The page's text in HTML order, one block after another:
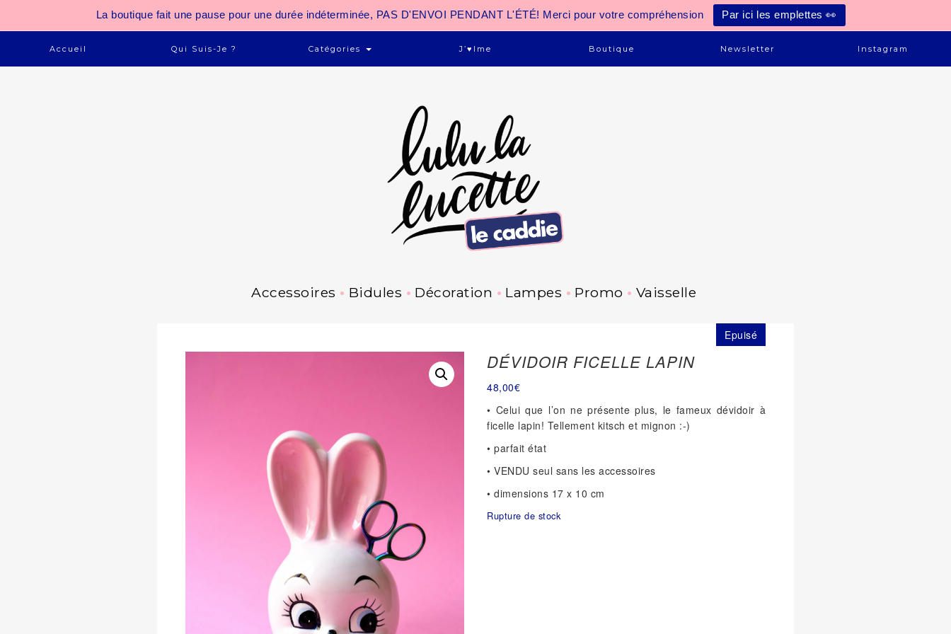
La boutique fait une pause pour une durée indéterminée, PAS D'ENVOI PENDANT L'ÉTÉ! Merci pour votre compréhension Par ici les emplettes 👀
Accueil Qui Suis-Je ? Catégories J’♥ime Boutique Newsletter Instagram
Accessoires Bidules Décoration Lampes Promo Vaisselle
Epuisé
DÉVIDOIR FICELLE LAPIN
48,00€
• Celui que l’on ne présente plus, le fameux dévidoir à
ficelle lapin! Tellement kitsch et mignon :-)
• parfait état
• VENDU seul sans les accessoires
• dimensions 17 x 10 cm
Rupture de stock